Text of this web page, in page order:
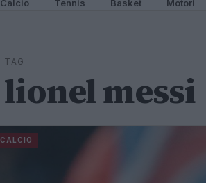
Calcio Tennis Basket Motori
TAG
lionel messi
CALCIO